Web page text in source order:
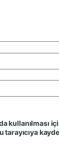
kullanılması
tarayıcıya